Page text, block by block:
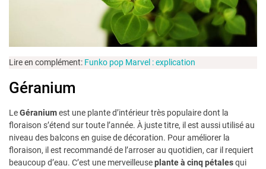
Lire en complément: Funko pop Marvel : explication
Géranium
LeGéraniumest une plante d’intérieur très populaire dont la
floraison s’étend sur toute l’année. À juste titre, il est aussi utilisé au
niveau des balcons en guise de décoration. Pour améliorer la
floraison, il est recommandé de l’arroser au quotidien, car il requiert
beaucoup d’eau. C’est une merveilleuseplante à cinq pétalesqui